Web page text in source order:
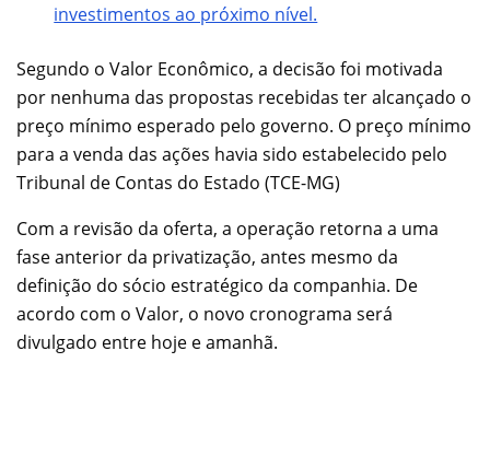
investimentos ao próximo nível.
Segundo o Valor Econômico, a decisão foi motivada
por nenhuma das propostas recebidas ter alcançado o
preço mínimo esperado pelo governo. O preço mínimo
para a venda das ações havia sido estabelecido pelo
Tribunal de Contas do Estado (TCE-MG)
Com a revisão da oferta, a operação retorna a uma
fase anterior da privatização, antes mesmo da
definição do sócio estratégico da companhia. De
acordo com o Valor, o novo cronograma será
divulgado entre hoje e amanhã.